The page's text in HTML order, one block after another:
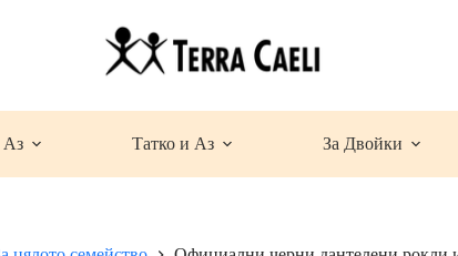
Татко и Аз За Двойки